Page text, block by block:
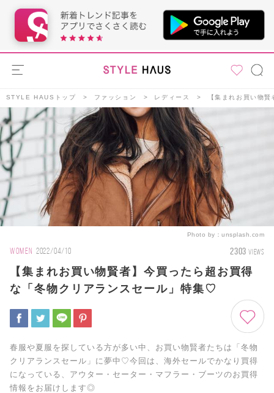
STYLE HAUSトップ ファッション レディース 【集まれお買い物
Photo by： unsplash.com
WOMEN 2022/04/10 2303 VIEWS
【集まれお買い物賢者】今買ったら超お買得
な「冬物クリアランスセール」特集♡
春服や夏服を探している方が多い中、お買い物賢者たちは「冬物
クリアランスセール」に夢中♡今回は、海外セールでかなり買得
になっている、アウター・セーター・マフラー・ブーツのお買得
情報をお届けします◎